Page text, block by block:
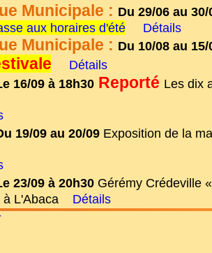
Municipale : Du 29/06 au 30/
aux horaires d'été
Détails
Municipale : Du 10/08 au 15/
Détails
16/09 à 18h30 Reporté Les dix
19/09 au 20/09 Exposition de la
23/09 à 20h30 Gérémy Crédeville
à L'Abaca Détails